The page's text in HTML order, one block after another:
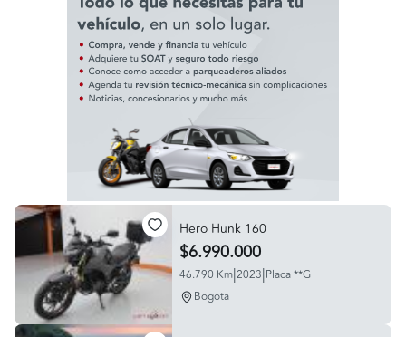
Hero Hunk 160
$6.990.000
46.790 Km|2023|Placa **G
Bogota